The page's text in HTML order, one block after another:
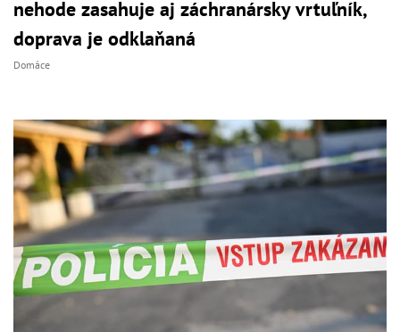
nehode zasahuje aj záchranársky vrtuľník,
doprava je odklaňaná
Domáce